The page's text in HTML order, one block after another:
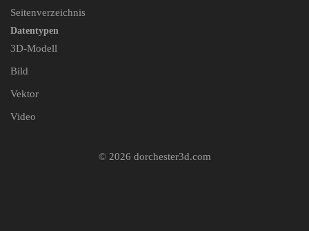
Seitenverzeichnis
Datentypen
3D-Modell
Bild
Vektor
Video
© 2026 dorchester3d.com